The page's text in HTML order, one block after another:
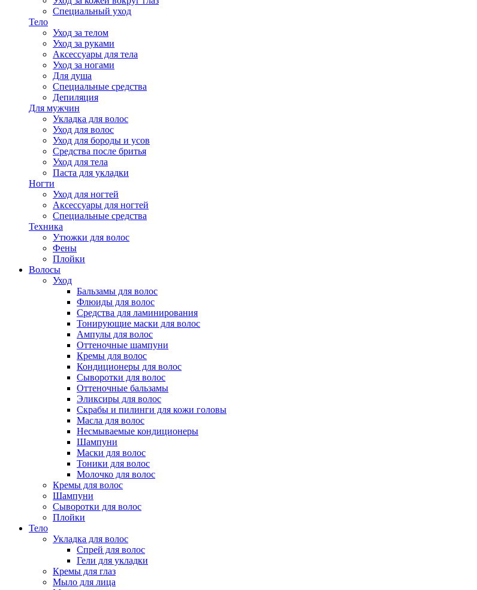
Специальный уход
Тело
Уход за телом
Уход за руками
Аксессуары для тела
Уход за ногами
Для душа
Специальные средства
Депиляция
Для мужчин
Укладка для волос
Уход для волос
Уход для бороды и усов
Средства после бритья
Уход для тела
Паста для укладки
Ногти
Уход для ногтей
Аксессуары для ногтей
Специальные средства
Техника
Утюжки для волос
Фены
Плойки
Волосы
Уход
Бальзамы для волос
Флюиды для волос
Средства для ламинирования
Тонирующие маски для волос
Ампулы для волос
Оттеночные шампуни
Кремы для волос
Кондиционеры для волос
Сыворотки для волос
Оттеночные бальзамы
Эликсиры для волос
Скрабы и пилинги для кожи головы
Масла для волос
Несмываемые кондиционеры
Шампуни
Маски для волос
Тоники для волос
Молочко для волос
Кремы для волос
Шампуни
Сыворотки для волос
Плойки
Тело
Укладка для волос
Спрей для волос
Гели для укладки
Кремы для глаз
Мыло для лица